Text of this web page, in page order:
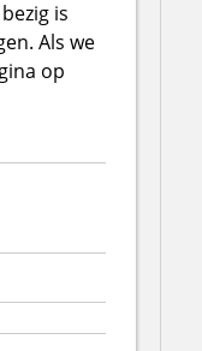
is
Als we
op